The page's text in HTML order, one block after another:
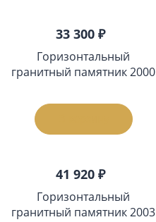
33 300 ₽
Горизонтальный
гранитный памятник 2000
41 920 ₽
Горизонтальный
гранитный памятник 2003